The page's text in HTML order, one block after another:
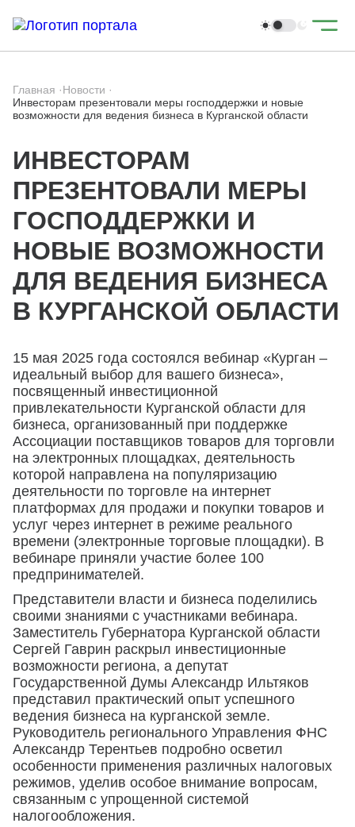
Главная ·Новости ·
Инвесторам презентовали меры господдержки и новые
возможности для ведения бизнеса в Курганской области
ИНВЕСТОРАМ
ПРЕЗЕНТОВАЛИ МЕРЫ
ГОСПОДДЕРЖКИ И
НОВЫЕ ВОЗМОЖНОСТИ
ДЛЯ ВЕДЕНИЯ БИЗНЕСА
В КУРГАНСКОЙ ОБЛАСТИ
15 мая 2025 года состоялся вебинар «Курган –
идеальный выбор для вашего бизнеса»,
посвященный инвестиционной
привлекательности Курганской области для
бизнеса, организованный при поддержке
Ассоциации поставщиков товаров для торговли
на электронных площадках, деятельность
которой направлена на популяризацию
деятельности по торговле на интернет
платформах для продажи и покупки товаров и
услуг через интернет в режиме реального
времени (электронные торговые площадки). В
вебинаре приняли участие более 100
предпринимателей.
Представители власти и бизнеса поделились
своими знаниями с участниками вебинара.
Заместитель Губернатора Курганской области
Сергей Гаврин раскрыл инвестиционные
возможности региона, а депутат
Государственной Думы Александр Ильтяков
представил практический опыт успешного
ведения бизнеса на курганской земле.
Руководитель регионального Управления ФНС
Александр Терентьев подробно осветил
особенности применения различных налоговых
режимов, уделив особое внимание вопросам,
связанным с упрощенной системой
налогообложения.